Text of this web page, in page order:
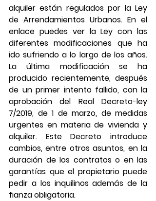
alquiler están regulados por la Ley
de Arrendamientos Urbanos. En el
enlace puedes ver la Ley con las
diferentes modificaciones que ha
ido sufriendo a lo largo de los años.
La última modificación se ha
producido recientemente, después
de un primer intento fallido, con la
aprobación del Real Decreto-ley
7/2019, de 1 de marzo, de medidas
urgentes en materia de vivienda y
alquiler. Este Decreto introduce
cambios, entre otros asuntos, en la
duración de los contratos o en las
garantías que el propietario puede
pedir a los inquilinos además de la
fianza obligatoria.